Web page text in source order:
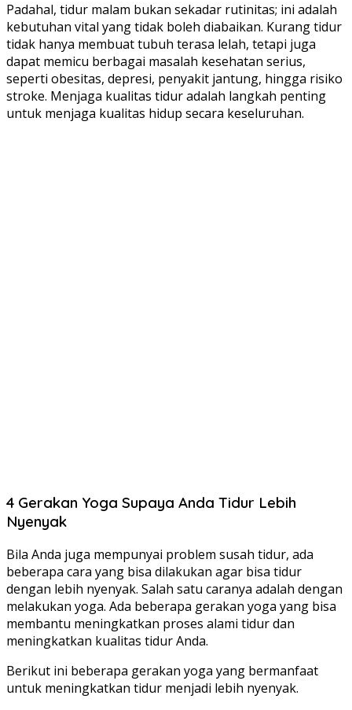
Padahal, tidur malam bukan sekadar rutinitas; ini adalah
kebutuhan vital yang tidak boleh diabaikan. Kurang tidur
tidak hanya membuat tubuh terasa lelah, tetapi juga
dapat memicu berbagai masalah kesehatan serius,
seperti obesitas, depresi, penyakit jantung, hingga risiko
stroke. Menjaga kualitas tidur adalah langkah penting
untuk menjaga kualitas hidup secara keseluruhan.
4 Gerakan Yoga Supaya Anda Tidur Lebih
Nyenyak
Bila Anda juga mempunyai problem susah tidur, ada
beberapa cara yang bisa dilakukan agar bisa tidur
dengan lebih nyenyak. Salah satu caranya adalah dengan
melakukan yoga. Ada beberapa gerakan yoga yang bisa
membantu meningkatkan proses alami tidur dan
meningkatkan kualitas tidur Anda.
Berikut ini beberapa gerakan yoga yang bermanfaat
untuk meningkatkan tidur menjadi lebih nyenyak.